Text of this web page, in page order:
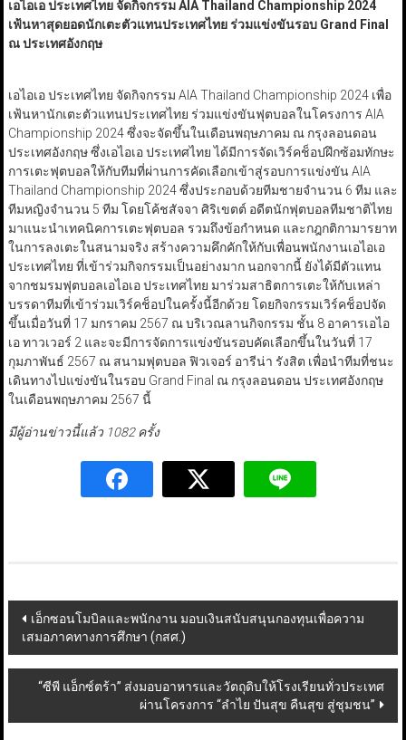
เอไอเอ ประเทศไทย จัดกิจกรรม AIA Thailand Championship 2024
เฟ้นหาสุดยอดนักเตะตัวแทนประเทศไทย ร่วมแข่งขันรอบ Grand Final
ณ ประเทศอังกฤษ
เอไอเอ ประเทศไทย จัดกิจกรรม AIA Thailand Championship 2024 เพื่อ
เฟ้นหานักเตะตัวแทนประเทศไทย ร่วมแข่งขันฟุตบอลในโครงการ AIA
Championship 2024 ซึ่งจะจัดขึ้นในเดือนพฤษภาคม ณ กรุงลอนดอน
ประเทศอังกฤษ ซึ่งเอไอเอ ประเทศไทย ได้มีการจัดเวิร์คช็อปฝึกซ้อมทักษะ
การเตะฟุตบอลให้กับทีมที่ผ่านการคัดเลือกเข้าสู่รอบการแข่งขัน AIA
Thailand Championship 2024 ซึ่งประกอบด้วยทีมชายจำนวน 6 ทีม และ
ทีมหญิงจำนวน 5 ทีม โดยโค้ชสัจจา ศิริเขตต์ อดีตนักฟุตบอลทีมชาติไทย
มาแนะนำเทคนิคการเตะฟุตบอล รวมถึงข้อกำหนด และกฎกติกามารยาท
ในการลงเตะในสนามจริง สร้างความคึกคักให้กับเพื่อนพนักงานเอไอเอ
ประเทศไทย ที่เข้าร่วมกิจกรรมเป็นอย่างมาก นอกจากนี้ ยังได้มีตัวแทน
จากชมรมฟุตบอลเอไอเอ ประเทศไทย มาร่วมสาธิตการเตะให้กับเหล่า
บรรดาทีมที่เข้าร่วมเวิร์คช็อปในครั้งนี้อีกด้วย โดยกิจกรรมเวิร์คช็อปจัด
ขึ้นเมื่อวันที่ 17 มกราคม 2567 ณ บริเวณลานกิจกรรม ชั้น 8 อาคารเอไอ
เอ ทาวเวอร์ 2 และจะมีการจัดการแข่งขันรอบคัดเลือกขึ้นในวันที่ 17
กุมภาพันธ์ 2567 ณ สนามฟุตบอล ฟิวเจอร์ อารีน่า รังสิต เพื่อนำทีมที่ชนะ
เดินทางไปแข่งขันในรอบ Grand Final ณ กรุงลอนดอน ประเทศอังกฤษ
ในเดือนพฤษภาคม 2567 นี้
มีผู้อ่านข่าวนี้แล้ว 1082 ครั้ง
Post
navigation
เอ็กซอนโมบิลและพนักงาน มอบเงินสนับสนุนกองทุนเพื่อความ
เสมอภาคทางการศึกษา (กสศ.)
“ซีพี แอ็กซ์ตร้า” ส่งมอบอาหารและวัตถุดิบให้โรงเรียนทั่วประเทศ
ผ่านโครงการ “ลำไย ปันสุข คืนสุข สู่ชุมชน”